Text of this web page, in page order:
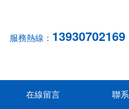
服務熱線： 13930702169
在線留言 聯